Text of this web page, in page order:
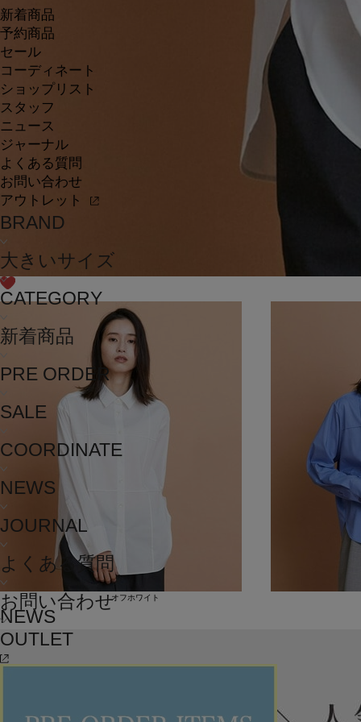
新着商品
予約商品
セール
コーディネート
ショップリスト
スタッフ
ニュース
ジャーナル
よくある質問
お問い合わせ
アウトレット
BRAND
大きいサイズ
CATEGORY
新着商品
PRE ORDER
SALE
COORDINATE
NEWS
JOURNAL
よくある質問
お問い合わせ
OUTLET
オフホワイト
NEWS